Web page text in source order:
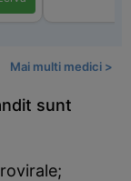
Mai multi medici >
sunt